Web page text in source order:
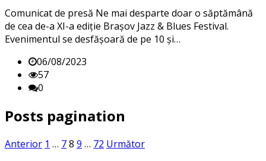
Comunicat de presă Ne mai desparte doar o săptămână
de cea de-a XI-a ediție Brașov Jazz & Blues Festival.
Evenimentul se desfășoară de pe 10 și…
06/08/2023
57
0
Posts pagination
Anterior 1 … 78 9 … 72 Următor